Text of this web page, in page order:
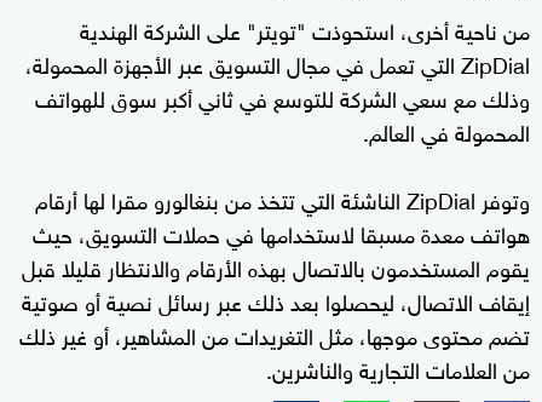
من ناحية أخرى، استحوذت "تويتر" على الشركة الهندية
ZipDial التي تعمل في مجال التسويق عبر الأجهزة المحمولة،
وذلك مع سعي الشركة للتوسع في ثاني أكبر سوق للهواتف
المحمولة في العالم.
وتوفر ZipDial الناشئة التي تتخذ من بنغالورو مقرا لها أرقام
هواتف معدة مسبقا لاستخدامها في حملات التسويق، حيث
يقوم المستخدمون بالاتصال بهذه الأرقام والانتظار قليلا قبل
إيقاف الاتصال، ليحصلوا بعد ذلك عبر رسائل نصية أو صوتية
تضم محتوى موجها، مثل التغريدات من المشاهير، أو غير ذلك
من العلامات التجارية والناشرين.